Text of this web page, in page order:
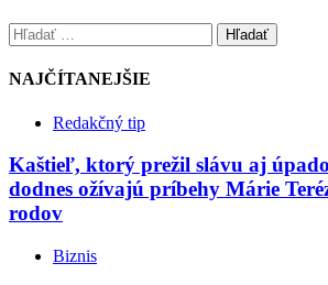
Hľadať
NAJČÍTANEJŠIE
Redakčný tip
Kaštieľ, ktorý prežil slávu aj
dodnes ožívajú príbehy Márie
rodov
Biznis